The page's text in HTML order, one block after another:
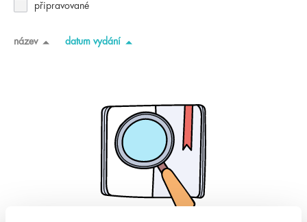
připravované
název datum vydání